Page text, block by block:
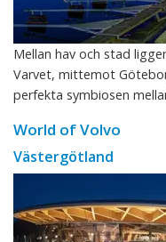
Mellan hav och stad
Varvet, mittemot
perfekta symbiosen
World of Volvo
Västergötland